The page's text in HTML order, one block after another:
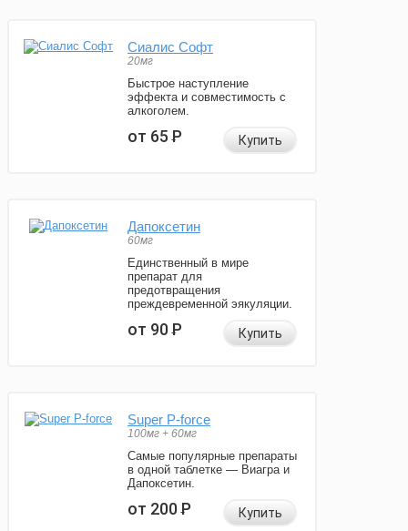
Сиалис Софт
20мг
Быстрое наступление
эффекта и совместимость с
алкоголем.
от 65Р Купить
Дапоксетин
60мг
Единственный в мире
препарат для
предотвращения
преждевременной эякуляции.
от 90Р Купить
Super P-force
100мг + 60мг
Самые популярные препараты
в одной таблетке — Виагра и
Дапоксетин.
от 200Р Купить